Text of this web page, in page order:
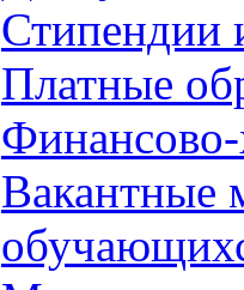
Стипендии
Платные
Финансово-
Вакантные